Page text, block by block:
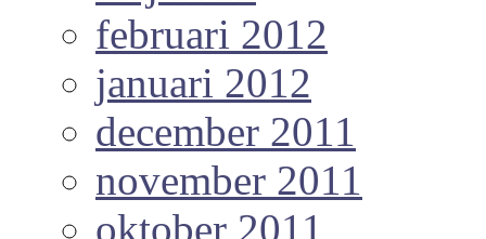
februari 2012
januari 2012
december 2011
november 2011
oktober 2011